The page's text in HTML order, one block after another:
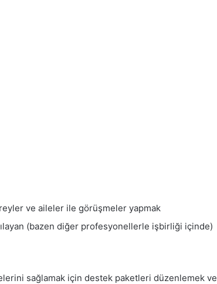
ve aileler ile görüşmeler yapmak
(bazen diğer profesyonellerle işbirliği içinde)
sağlamak için destek paketleri düzenlemek ve